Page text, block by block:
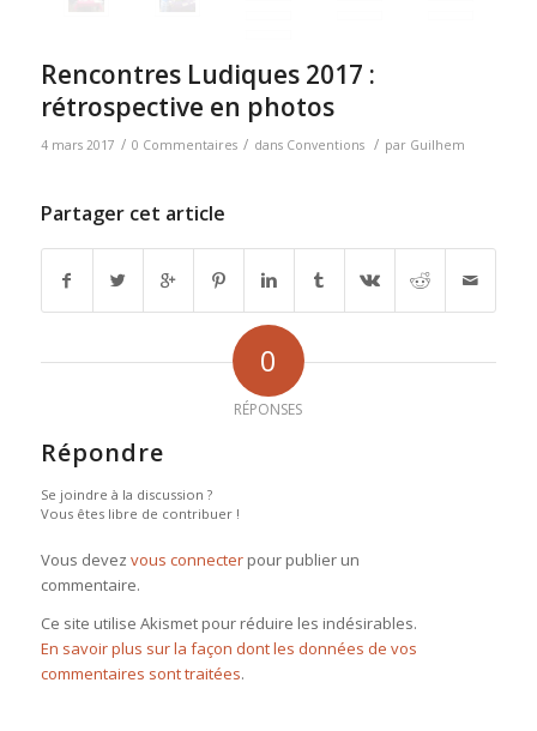
Rencontres Ludiques 2017 :
rétrospective en photos
4 mars 2017 / 0 Commentaires / dans Conventions / par Guilhem
Partager cet article
0
RÉPONSES
Répondre
Se joindre à la discussion ?
Vous êtes libre de contribuer !
Vous devez vous connecterpour publier un
commentaire.
Ce site utilise Akismet pour réduire les indésirables.
En savoir plus sur la façon dont les données de vos
commentaires sont traitées.